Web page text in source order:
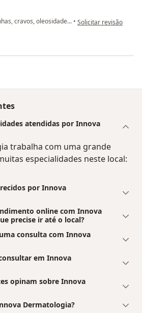
cravos, oleosidade... • na opinião do
Solicitar revisão
atendidas por Innova
trabalha com uma grande
especialidades neste local:
por Innova
online com Innova
precise ir até o local?
consulta com Innova
em Innova
opinam sobre Innova
Dermatologia?